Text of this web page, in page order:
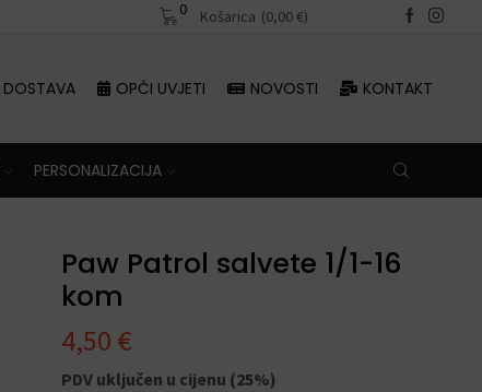
Besplatna dostava iznad 70 €
0 Košarica (0,00€)
DOSTAVA OPĆI UVJETI NOVOSTI KONTAKT
PERSONALIZACIJA
Paw Patrol salvete 1/1-16
kom
4,50 €
PDV uključen u cijenu (25%)